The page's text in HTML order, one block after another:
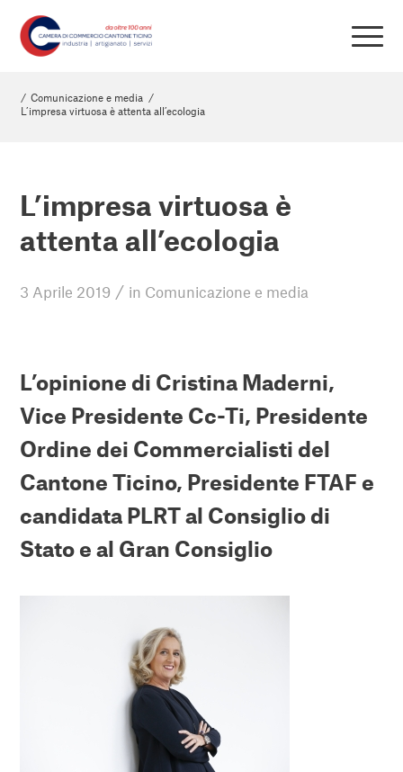
/ Comunicazione e media /
L’impresa virtuosa è attenta all’ecologia
L’impresa virtuosa è
attenta all’ecologia
3 Aprile 2019 / in Comunicazione e media
L’opinione di Cristina Maderni,
Vice Presidente Cc-Ti, Presidente
Ordine dei Commercialisti del
Cantone Ticino, Presidente FTAF e
candidata PLRT al Consiglio di
Stato e al Gran Consiglio